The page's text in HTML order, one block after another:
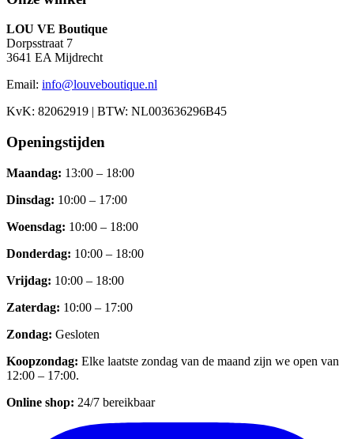
LOU VE Boutique
Dorpsstraat 7
3641 EA Mijdrecht
Email: info@louveboutique.nl
KvK: 82062919 | BTW: NL003636296B45
Openingstijden
Maandag: 13:00 – 18:00
Dinsdag: 10:00 – 17:00
Woensdag: 10:00 – 18:00
Donderdag: 10:00 – 18:00
Vrijdag: 10:00 – 18:00
Zaterdag: 10:00 – 17:00
Zondag: Gesloten
Koopzondag: Elke laatste zondag van de maand zijn we open van
12:00 – 17:00.
Online shop: 24/7 bereikbaar